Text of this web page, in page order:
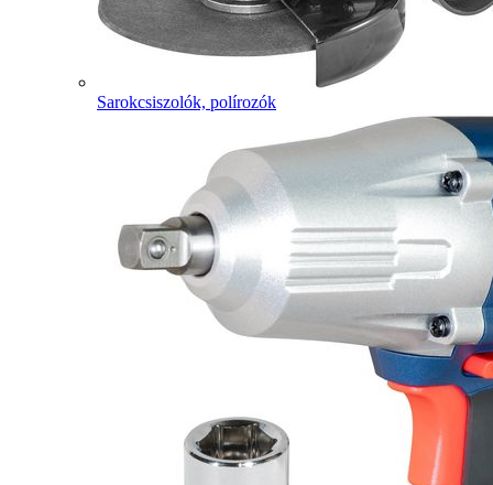
Sarokcsiszolók, polírozók